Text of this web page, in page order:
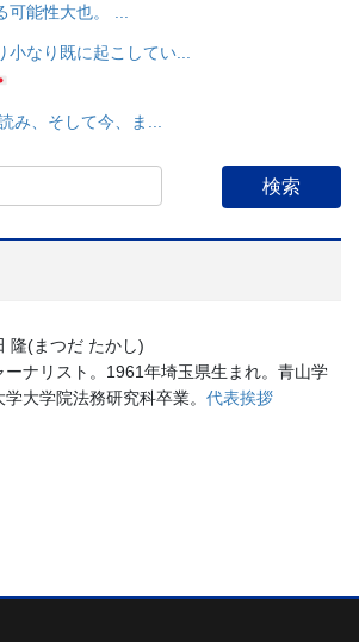
能性大也。 ...
なり既に起こしてい...
み、そして今、ま...
隆(まつだ たかし)
ーナリスト。1961年埼玉県生まれ。青山学
学大学院法務研究科卒業。 代表挨拶